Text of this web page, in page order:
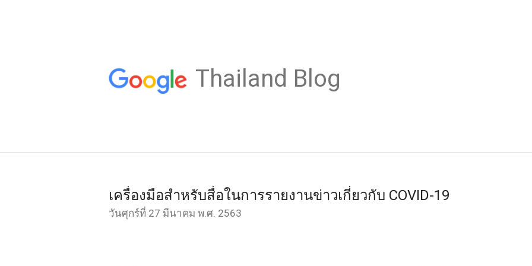
Thailand Blog
เครื่องมือสำหรับสื่อในการรายงานข่าวเกี่ยวกับ COVID-19
วันศุกร์ที่ 27 มีนาคม พ.ศ. 2563